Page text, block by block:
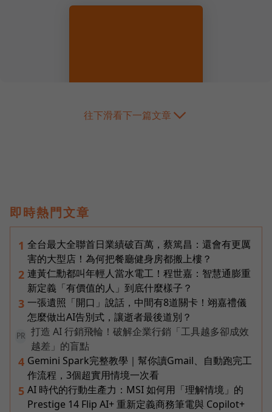
往下滑看下一篇文章
即時熱門文章
1 全台最大全聯首日業績破百萬，蔡篤昌：還會有更厲
害的大型店！為何把餐廳健身房都搬上樓？
2 連黃仁勳都叫年輕人當水電工！程世嘉：智慧通膨重
新定義「有價值的人」到底什麼樣子？
3 一張遺照「開口」說話，中間有8道關卡！翊嘉禮儀
怎麼做出AI告別式，讓逝者最後道別？
PR
打造 AI 行銷飛輪！破解企業行銷「工具越多卻成效
越差」的盲點
4 Gemini Spark完整教學｜幫你讀Gmail、自動跑完工
作流程，3個超實用情境一次看
5 AI 時代的行動生產力：MSI 如何用「理解情境」的
Prestige 14 Flip AI+ 重新定義商務筆電與 Copilot+